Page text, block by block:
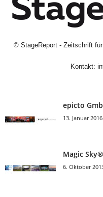
© StageReport - Zeitschrift
Kontakt:
epicto
13. Januar 2016
Magic
6. Oktober